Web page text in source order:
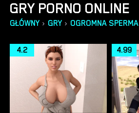
GRY PORNO ONLINE
GŁÓWNY › GRY › OGROMNA SPERMA
4.2 4.99